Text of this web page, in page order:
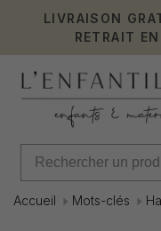
LIVRAISON
RETRAIT
Accueil Mots-clés